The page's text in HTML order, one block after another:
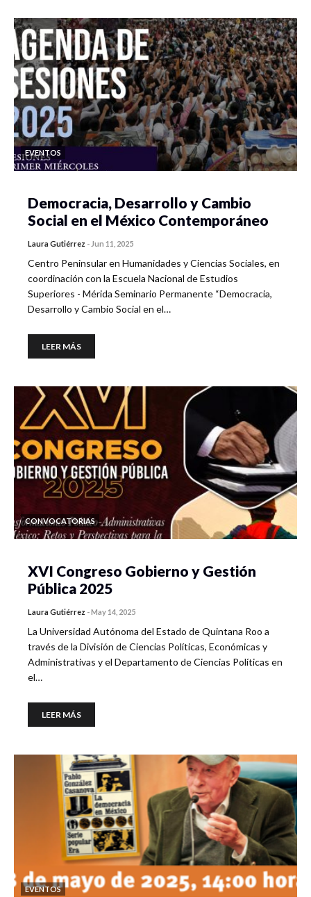
EVENTOS
Democracia, Desarrollo y Cambio
Social en el México Contemporáneo
Laura Gutiérrez - Jun 11, 2025
Centro Peninsular en Humanidades y Ciencias Sociales, en
coordinación con la Escuela Nacional de Estudios
Superiores - Mérida Seminario Permanente “Democracia,
Desarrollo y Cambio Social en el…
LEER MÁS
CONVOCATORIAS
XVI Congreso Gobierno y Gestión
Pública 2025
Laura Gutiérrez -May 14, 2025
La Universidad Autónoma del Estado de Quintana Roo a
través de la División de Ciencias Políticas, Económicas y
Administrativas y el Departamento de Ciencias Políticas en
el…
LEER MÁS
EVENTOS